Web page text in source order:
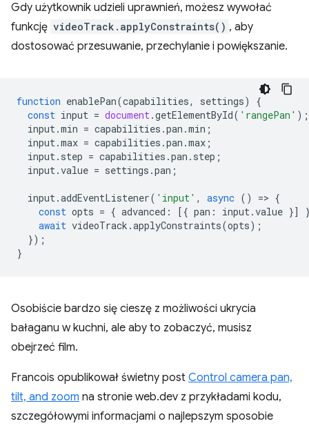
Gdy użytkownik udzieli uprawnień, możesz wywołać
funkcję videoTrack.applyConstraints() , aby
dostosować przesuwanie, przechylanie i powiększanie.
function enablePan(capabilities, settings)
{
const input = document.getElementById( 'rangePan' );
input.min = capabilities .pan .min ;
input.max = capabilities .pan .max ;
input. step = capabilities .pan . step ;
input.value = settings .pan ;
input.addEventListener( 'input' , async () => {
const opts = { advanced : [{ pan : input.value }]
await videoTrack .applyConstraints(opts);
});
}
Osobiście bardzo się cieszę z możliwości ukrycia
bałaganu w kuchni, ale aby to zobaczyć, musisz
obejrzeć film.
Francois opublikował świetny post Control camera pan,
tilt, and zoom na stronie web.dev z przykładami kodu,
szczegółowymi informacjami o najlepszym sposobie